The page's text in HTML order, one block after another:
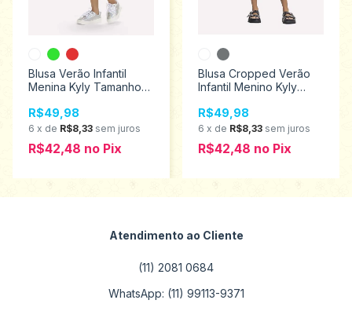
Blusa Verão Infantil
Menina Kyly Tamanhos
R$49,98
6 x de R$8,33 sem juros
R$42,48 no Pix
Blusa Cropped Verão
Infantil Menino Kyly
1001166
R$49,98
6 x de R$8,33 sem juros
R$42,48 no Pix
Atendimento ao Cliente
(11) 2081 0684
WhatsApp: (11) 99113-9371